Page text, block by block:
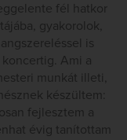
fél hatkor
gyakorolok,
is
Ami a
munkát illeti,
készültem:
fejlesztem a
évig tanítottam